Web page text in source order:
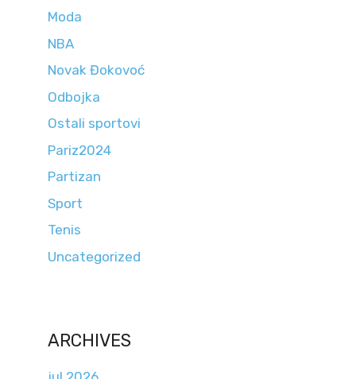
Moda
NBA
Novak Đokovoć
Odbojka
Ostali sportovi
Pariz2024
Partizan
Sport
Tenis
Uncategorized
ARCHIVES